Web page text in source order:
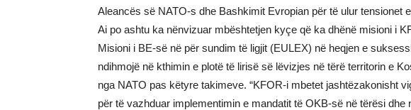
Aleancës së NATO-s dhe Bashkimit Evropian për të ulur tensionet
Ai po ashtu ka nënvizuar mbështetjen kyçe që ka dhënë misioni i
Misioni i BE-së në për sundim të ligjit (EULEX) në heqjen e
ndihmojë në kthimin e plotë të lirisë së lëvizjes në tërë territorin e
nga NATO pas këtyre takimeve. “KFOR-i mbetet jashtëzakonisht
për të vazhduar implementimin e mandatit të OKB-së në tërësi dhe